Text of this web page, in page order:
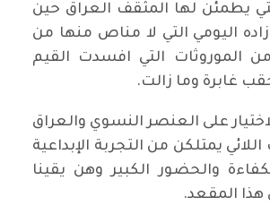
يطمئن لها المثقف العراق حين
اليومي التي لا مناص منها من
الموروثات التي افسدت القيم
غابرة وما زالت.
على العنصر النسوي والعراق
يمتلكن من التجربة الإبداعية
والحضور الكبير وهن يقينا
المقعد.